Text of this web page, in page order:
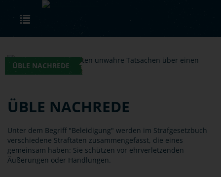
Skip to main content
ÜBLE NACHREDE
ÜBLE NACHREDE
Unter dem Begriff "Beleidigung" werden im Strafgesetzbuch
verschiedene Straftaten zusammengefasst, die eines
gemeinsam haben: Sie schützen vor ehrverletzenden
Äußerungen oder Handlungen.